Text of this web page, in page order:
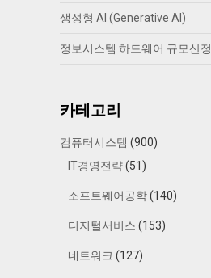
생성형 AI (Generative AI)
정보시스템 하드웨어 규모산정
카테고리
컴퓨터시스템 (900)
IT경영전략(51)
소프트웨어공학(140)
디지털서비스 (153)
네트워크 (127)